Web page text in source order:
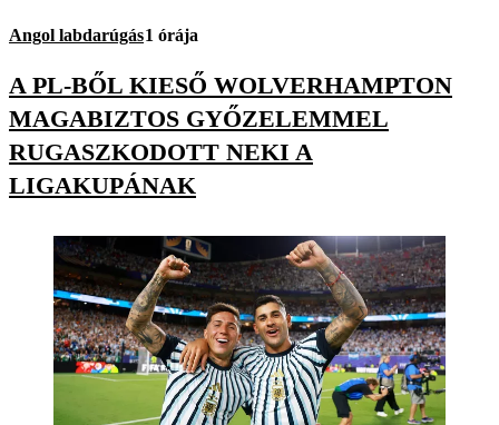
Angol labdarúgás1 órája
A PL-BŐL KIESŐ WOLVERHAMPTON
MAGABIZTOS GYŐZELEMMEL
RUGASZKODOTT NEKI A
LIGAKUPÁNAK